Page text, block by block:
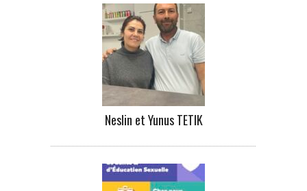
Neslin et Yunus TETIK